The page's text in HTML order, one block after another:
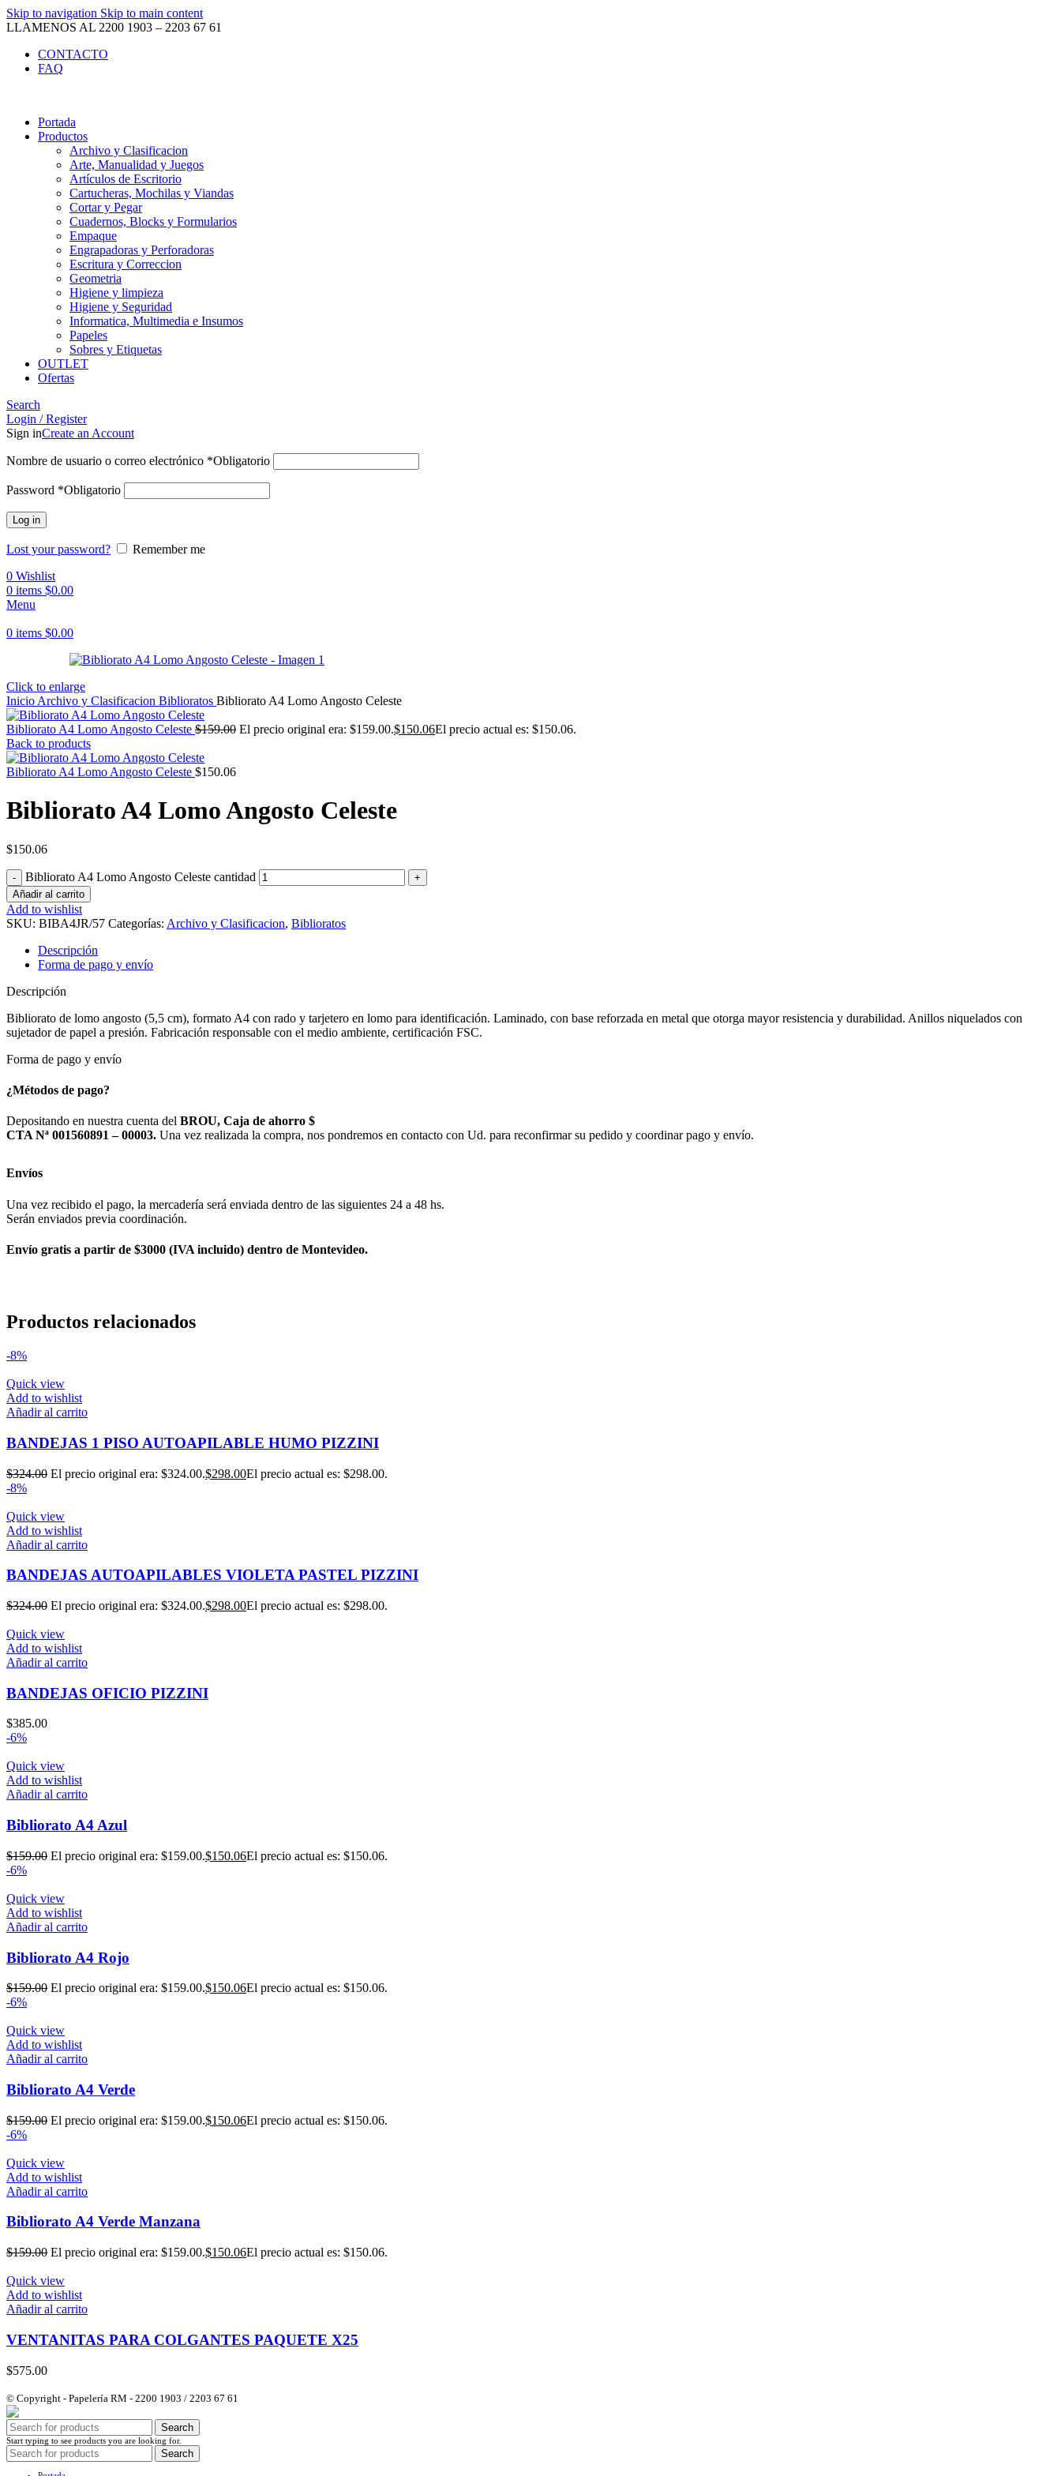
Skip to navigation Skip to main content
LLAMENOS AL 2200 1903 – 2203 67 61
CONTACTO
FAQ
Portada
Productos
Archivo y Clasificacion
Arte, Manualidad y Juegos
Artículos de Escritorio
Cartucheras, Mochilas y Viandas
Cortar y Pegar
Cuadernos, Blocks y Formularios
Empaque
Engrapadoras y Perforadoras
Escritura y Correccion
Geometria
Higiene y limpieza
Higiene y Seguridad
Informatica, Multimedia e Insumos
Papeles
Sobres y Etiquetas
OUTLET
Ofertas
Search
Login / Register
Sign inCreate an Account
Nombre de usuario o correo electrónico *Obligatorio
Password *Obligatorio
Log in
Lost your password?
Remember me
0 Wishlist
0 items $0.00
Menu
0 items $0.00
Click to enlarge
Inicio Archivo y Clasificacion Biblioratos Bibliorato A4 Lomo Angosto Celeste
Bibliorato A4 Lomo Angosto Celeste $159.00 El precio original era: $159.00.$150.06El precio actual es: $150.06.
Back to products
Bibliorato A4 Lomo Angosto Celeste $150.06
Bibliorato A4 Lomo Angosto Celeste
$150.06
Bibliorato A4 Lomo Angosto Celeste cantidad
Añadir al carrito
Add to wishlist
SKU: BIBA4JR/57 Categorías: Archivo y Clasificacion, Biblioratos
Descripción
Forma de pago y envío
Descripción
Bibliorato de lomo angosto (5,5 cm), formato A4 con rado y tarjetero en lomo para identificación. Laminado, con base reforzada en metal que otorga mayor resistencia y durabilidad. Anillos niquelados con
sujetador de papel a presión. Fabricación responsable con el medio ambiente, certificación FSC.
Forma de pago y envío
¿Métodos de pago?
Depositando en nuestra cuenta del BROU, Caja de ahorro $
CTA Nª 001560891 – 00003. Una vez realizada la compra, nos pondremos en contacto con Ud. para reconfirmar su pedido y coordinar pago y envío.
Envíos
Una vez recibido el pago, la mercadería será enviada dentro de las siguientes 24 a 48 hs.
Serán enviados previa coordinación.
Envío gratis a partir de $3000 (IVA incluido) dentro de Montevideo.
Productos relacionados
-8%
Quick view
Add to wishlist
Añadir al carrito
BANDEJAS 1 PISO AUTOAPILABLE HUMO PIZZINI
$324.00 El precio original era: $324.00.$298.00El precio actual es: $298.00.
-8%
Quick view
Add to wishlist
Añadir al carrito
BANDEJAS AUTOAPILABLES VIOLETA PASTEL PIZZINI
$324.00 El precio original era: $324.00.$298.00El precio actual es: $298.00.
Quick view
Add to wishlist
Añadir al carrito
BANDEJAS OFICIO PIZZINI
$385.00
-6%
Quick view
Add to wishlist
Añadir al carrito
Bibliorato A4 Azul
$159.00 El precio original era: $159.00.$150.06El precio actual es: $150.06.
-6%
Quick view
Add to wishlist
Añadir al carrito
Bibliorato A4 Rojo
$159.00 El precio original era: $159.00.$150.06El precio actual es: $150.06.
-6%
Quick view
Add to wishlist
Añadir al carrito
Bibliorato A4 Verde
$159.00 El precio original era: $159.00.$150.06El precio actual es: $150.06.
-6%
Quick view
Add to wishlist
Añadir al carrito
Bibliorato A4 Verde Manzana
$159.00 El precio original era: $159.00.$150.06El precio actual es: $150.06.
Quick view
Add to wishlist
Añadir al carrito
VENTANITAS PARA COLGANTES PAQUETE X25
$575.00
© Copyright - Papelería RM - 2200 1903 / 2203 67 61
Search
Start typing to see products you are looking for.
Search